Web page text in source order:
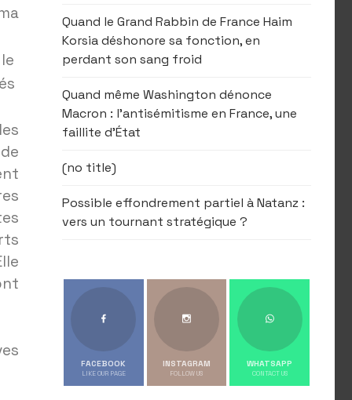
Quand le Grand Rabbin de France Haim
Korsia déshonore sa fonction, en
perdant son sang froid
Quand même Washington dénonce
Macron : l’antisémitisme en France, une
faillite d’État
(no title)
Possible effondrement partiel à Natanz :
vers un tournant stratégique ?
FACEBOOK
LIKE OUR PAGE
INSTAGRAM
FOLLOW US
WHATSAPP
CONTACT US